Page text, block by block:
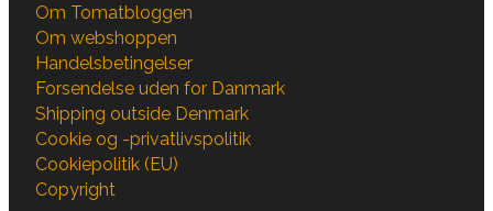
Om Tomatbloggen
Om webshoppen
Handelsbetingelser
Forsendelse uden for Danmark
Shipping outside Denmark
Cookie og -privatlivspolitik
Cookiepolitik (EU)
Copyright